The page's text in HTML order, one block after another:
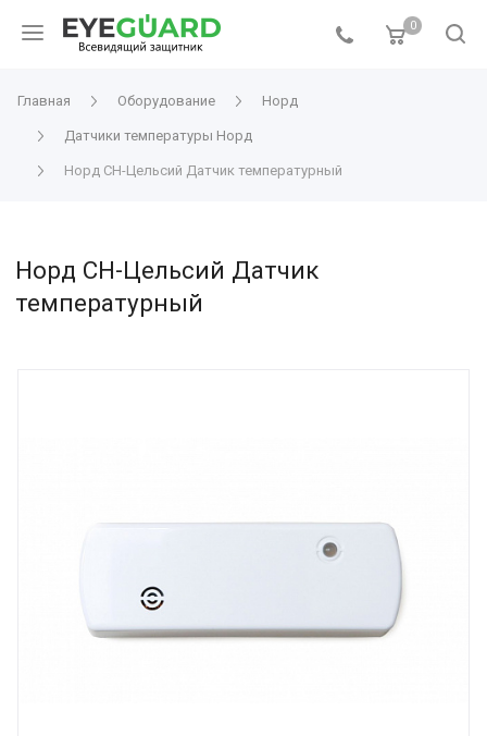
0
Главная Оборудование Норд
Датчики температуры Норд
Норд СН-Цельсий Датчик температурный
Норд СН-Цельсий Датчик
температурный